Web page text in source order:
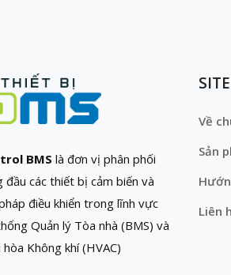
BMS là đơn vị phân phối
đầu các thiết bị cảm biến và
điều khiển trong lĩnh vực
Quản lý Tòa nhà (BMS) và
Không khí (HVAC)
Về
Sản
Liên